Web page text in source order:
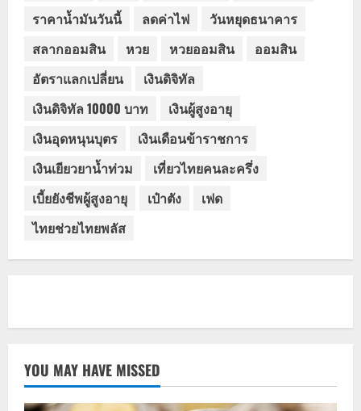
ราคาน้ำมันวันนี้
ลดค่าไฟ
วันหยุดธนาคาร
สลากออมสิน
หวย หวยออมสิน
ออมสิน
อัตราแลกเปลี่ยน
เงินดิจิทัล
เงินดิจิทัล 10000 บาท
เงินผู้สูงอายุ
เงินอุดหนุนบุตร
เงินเดือนข้าราชการ
เงินเยียวยาน้ำท่วม
เที่ยวไทยคนละครึ่ง
เบี้ยยังชีพผู้สูงอายุ
เป๋าตัง
เฟด
ไทยช่วยไทยพลัส
YOU MAY HAVE MISSED